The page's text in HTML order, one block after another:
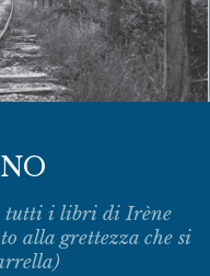
tutti i libri di Irène
alla grettezza che si